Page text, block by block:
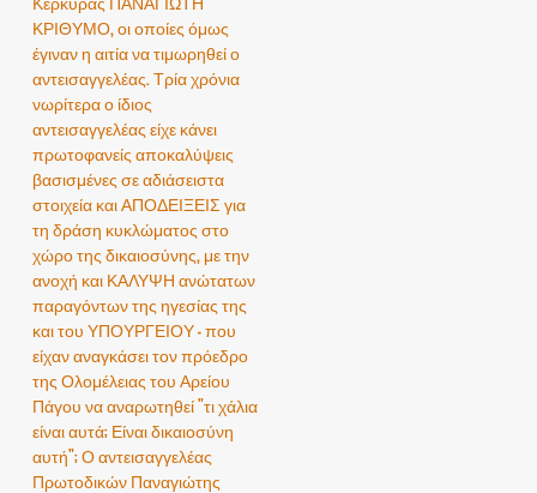
ΚΡΙΘΥΜΟ, οι οποίες όμως
έγιναν η αιτία να τιμωρηθεί ο
αντεισαγγελέας. Τρία χρόνια
νωρίτερα ο ίδιος
αντεισαγγελέας είχε κάνει
πρωτοφανείς αποκαλύψεις
βασισμένες σε αδιάσειστα
στοιχεία και ΑΠΟΔΕΙΞΕΙΣ για
τη δράση κυκλώματος στο
χώρο της δικαιοσύνης, με την
ανοχή και ΚΑΛΥΨΗ ανώτατων
παραγόντων της ηγεσίας της
και του ΥΠΟΥΡΓΕΙΟΥ - που
είχαν αναγκάσει τον πρόεδρο
της Ολομέλειας του Αρείου
Πάγου να αναρωτηθεί "τι χάλια
είναι αυτά; Είναι δικαιοσύνη
αυτή"; Ο αντεισαγγελέας
Πρωτοδικών Παναγιώτης